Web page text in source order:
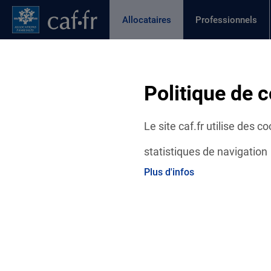
Politique de
Le site caf.fr utilise des
statistiques de navigation
Plus d'infos
Contenu principal
Pied de page
Allocataires
Page active
Professionnels
Actualités départementales